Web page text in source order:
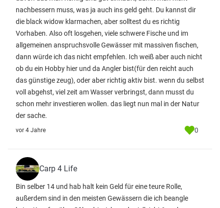
nachbessern muss, was ja auch ins geld geht. Du kannst dir
die black widow klarmachen, aber solltest du es richtig
Vorhaben. Also oft losgehen, viele schwere Fische und im
allgemeinen anspruchsvolle Gewässer mit massiven fischen,
dann würde ich das nicht empfehlen. Ich weiß aber auch nicht
ob du ein Hobby hier und da Angler bist(für den reicht auch
das günstige zeug), oder aber richtig aktiv bist. wenn du selbst
voll abgehst, viel zeit am Wasser verbringst, dann musst du
schon mehr investieren wollen. das liegt nun mal in der Natur
der sache.
vor 4 Jahre 0
Carp 4 Life
Bin selber 14 und hab halt kein Geld für eine teure Rolle,
außerdem sind in den meisten Gewässern die ich beangle